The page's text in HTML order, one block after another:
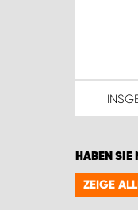
HABEN
ZEIGE